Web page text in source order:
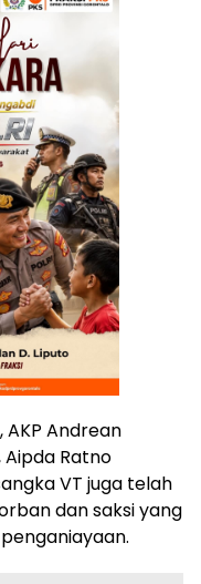
Andrean
Ratno
VT juga telah
dan saksi yang